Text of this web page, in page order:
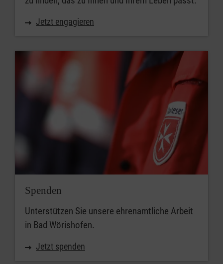
Jetzt engagieren
Spenden
Unterstützen Sie unsere ehrenamtliche Arbeit
in Bad Wörishofen.
Jetzt spenden